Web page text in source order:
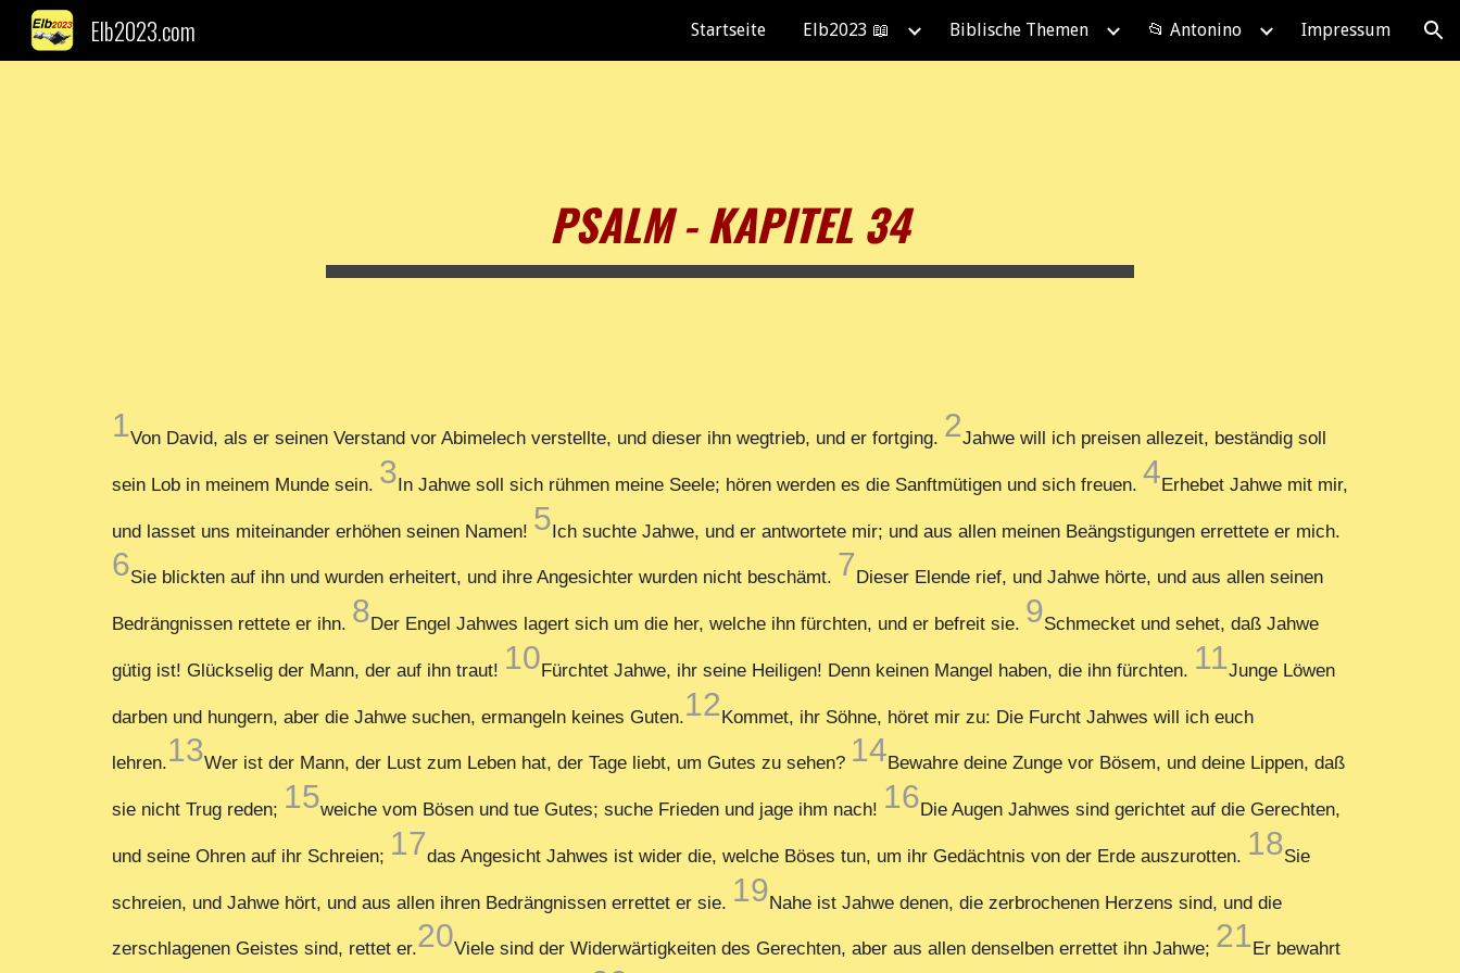
Skip to navigation
Elb2023.com Startseite Elb2023 📖 Biblische Themen 📂 Antonino Impressum
PSALM - KAPITEL 34
1Von David, als er seinen Verstand vor Abimelech verstellte, und dieser ihn wegtrieb, und er fortging. 2Jahwe will ich preisen allezeit, beständig soll
sein Lob in meinem Munde sein. 3In Jahwe soll sich rühmen meine Seele; hören werden es die Sanftmütigen und sich freuen. 4Erhebet Jahwe mit mir,
und lasset uns miteinander erhöhen seinen Namen! 5Ich suchte Jahwe, und er antwortete mir; und aus allen meinen Beängstigungen errettete er mich.
6Sie blickten auf ihn und wurden erheitert, und ihre Angesichter wurden nicht beschämt. 7Dieser Elende rief, und Jahwe hörte, und aus allen seinen
Bedrängnissen rettete er ihn. 8Der Engel Jahwes lagert sich um die her, welche ihn fürchten, und er befreit sie. 9Schmecket und sehet, daß Jahwe
gütig ist! Glückselig der Mann, der auf ihn traut! 10Fürchtet Jahwe, ihr seine Heiligen! Denn keinen Mangel haben, die ihn fürchten. 11Junge Löwen
darben und hungern, aber die Jahwe suchen, ermangeln keines Guten. 12Kommet, ihr Söhne, höret mir zu: Die Furcht Jahwes will ich euch
lehren.13Wer ist der Mann, der Lust zum Leben hat, der Tage liebt, um Gutes zu sehen? 14Bewahre deine Zunge vor Bösem, und deine Lippen, daß
sie nicht Trug reden; 15weiche vom Bösen und tue Gutes; suche Frieden und jage ihm nach! 16Die Augen Jahwes sind gerichtet auf die Gerechten,
und seine Ohren auf ihr Schreien; 17das Angesicht Jahwes ist wider die, welche Böses tun, um ihr Gedächtnis von der Erde auszurotten. 18Sie
schreien, und Jahwe hört, und aus allen ihren Bedrängnissen errettet er sie. 19Nahe ist Jahwe denen, die zerbrochenen Herzens sind, und die
zerschlagenen Geistes sind, rettet er.20Viele sind der Widerwärtigkeiten des Gerechten, aber aus allen denselben errettet ihn Jahwe; 21Er bewahrt